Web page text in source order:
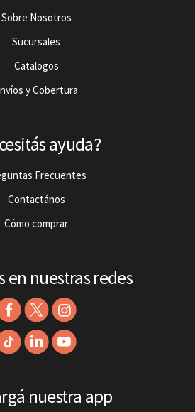
Sobre Nosotros
Sucursales
Catalogos
y Cobertura
ayuda?
Frecuentes
Contactános
Cómo comprar
en nuestras redes
nuestra app